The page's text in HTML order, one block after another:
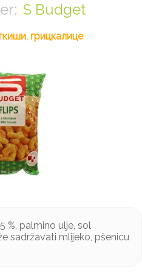
S Budget
грицкалице
%, palmino ulje, sol
sadržavati mlijeko, pšenicu